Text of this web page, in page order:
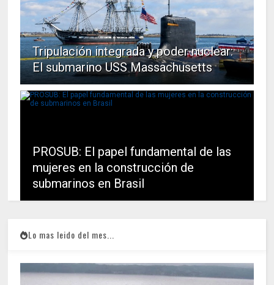
Tripulación integrada y poder nuclear:
El submarino USS Massachusetts
PROSUB: El papel fundamental de las
mujeres en la construcción de
submarinos en Brasil
Lo mas leido del mes...